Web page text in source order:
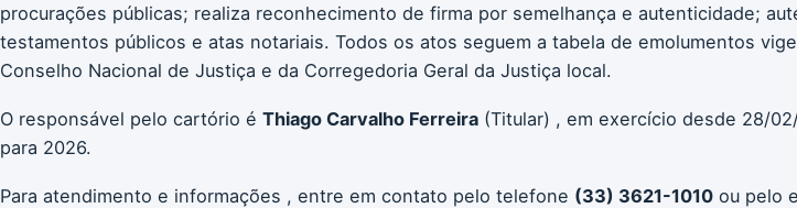
procurações públicas; realiza reconhecimento de firma por semelhança e autenticidade;
testamentos públicos e atas notariais. Todos os atos seguem a tabela de emolumentos
Conselho Nacional de Justiça e da Corregedoria Geral da Justiça local.
O responsável pelo cartório é Thiago Carvalho Ferreira (Titular) , em exercício desde 28/
para 2026.
Para atendimento e informações , entre em contato pelo telefone (33) 3621-1010 ou pelo